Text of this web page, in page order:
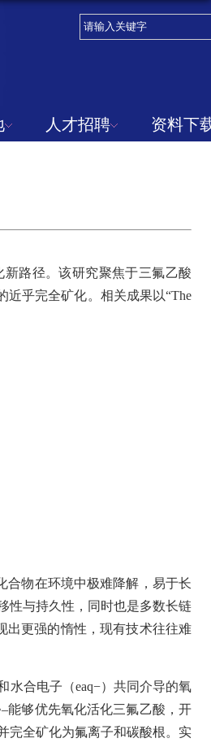
人才招聘 资料下
新路径。该研究聚焦于三氟乙酸
近乎完全矿化。相关成果以“The
合物在环境中极难降解，易于长
性与持久性，同时也是多数长链
出更强的惰性，现有技术往往难
水合电子（eaq−）共同介导的氧
能够优先氧化活化三氟乙酸，开
完全矿化为氟离子和碳酸根。实